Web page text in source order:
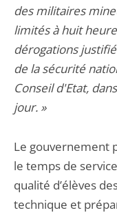
des militaires
limités à huit
dérogations
de la sécurité
Conseil d'Etat,
jour. »
Le gouvernement
le temps de
qualité d’élèves
technique et